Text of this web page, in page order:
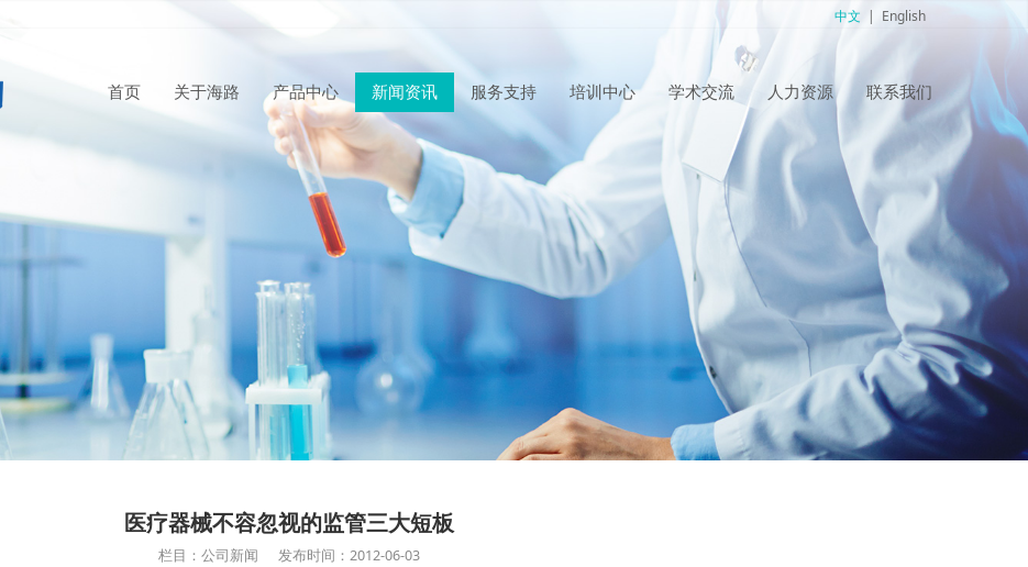
中文 | English
首页 关于海路 产品中心 新闻资讯 服务支持 培训中心 学术交流 人力资源 联系我们
医疗器械不容忽视的监管三大短板
栏目：公司新闻 发布时间：2012-06-03